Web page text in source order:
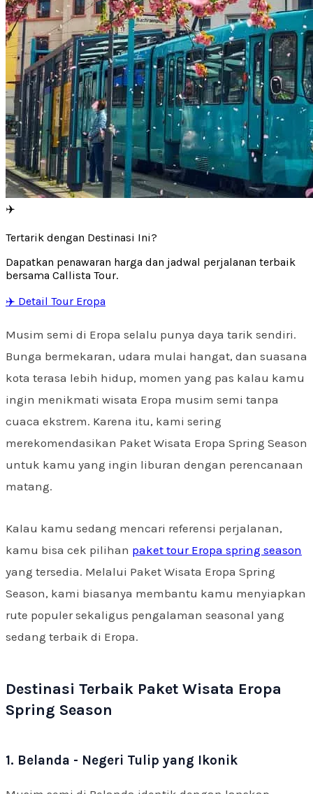
✈️
Tertarik dengan Destinasi Ini?
Dapatkan penawaran harga dan jadwal perjalanan terbaik
bersama Callista Tour.
✈️ Detail Tour Eropa
Musim semi di Eropa selalu punya daya tarik sendiri.
Bunga bermekaran, udara mulai hangat, dan suasana
kota terasa lebih hidup, momen yang pas kalau kamu
ingin menikmati wisata Eropa musim semi tanpa
cuaca ekstrem. Karena itu, kami sering
merekomendasikan Paket Wisata Eropa Spring Season
untuk kamu yang ingin liburan dengan perencanaan
matang.
Kalau kamu sedang mencari referensi perjalanan,
kamu bisa cek pilihan paket tour Eropa spring season
yang tersedia. Melalui Paket Wisata Eropa Spring
Season, kami biasanya membantu kamu menyiapkan
rute populer sekaligus pengalaman seasonal yang
sedang terbaik di Eropa.
Destinasi Terbaik Paket Wisata Eropa
Spring Season
1. Belanda - Negeri Tulip yang Ikonik